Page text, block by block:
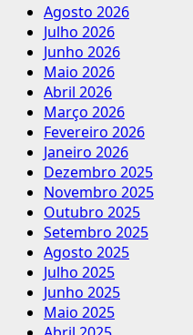
Agosto 2026
Julho 2026
Junho 2026
Maio 2026
Abril 2026
Março 2026
Fevereiro 2026
Janeiro 2026
Dezembro 2025
Novembro 2025
Outubro 2025
Setembro 2025
Agosto 2025
Julho 2025
Junho 2025
Maio 2025